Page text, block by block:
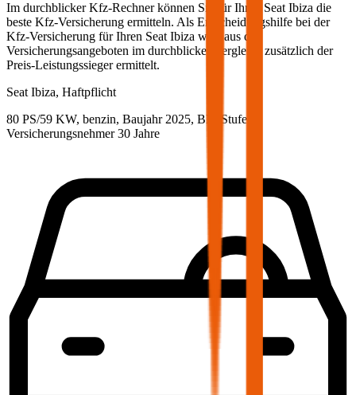
Im durchblicker Kfz-Rechner können Sie für Ihren Seat Ibiza die
beste Kfz-Versicherung ermitteln. Als Entscheidungshilfe bei der
Kfz-Versicherung für Ihren Seat Ibiza wird aus den
Versicherungsangeboten im durchblicker Vergleich zusätzlich der
Preis-Leistungssieger ermittelt.
Seat Ibiza, Haftpflicht
80 PS/59 KW, benzin, Baujahr 2025, BM-Stufe
Versicherungsnehmer 30 Jahre